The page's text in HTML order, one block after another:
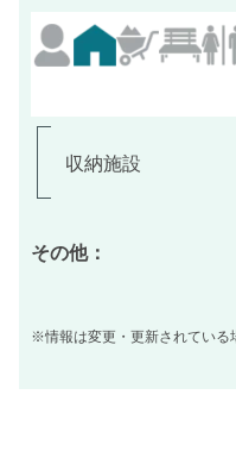
収納施設
その他：
※情報は変更・更新されている